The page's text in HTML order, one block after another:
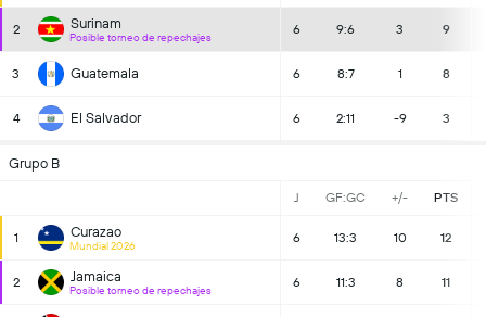
2 Surinam
Posible torneo de repechajes
6 9:6 3 9
3 Guatemala 6 8:7 1 8
4 El Salvador 6 2:11 -9 3
Grupo B
J GF:GC +/- PTS
1 Curazao
Mundial 2026
6 13:3 10 12
2 Jamaica
Posible torneo de repechajes
6 11:3 8 11